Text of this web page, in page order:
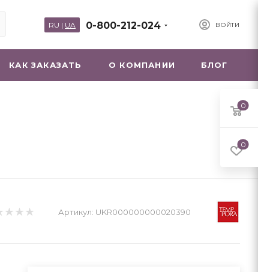
ВОЙТИ
0-800-212-024
RU | UA
КАК ЗАКАЗАТЬ О КОМПАНИИ БЛОГ
Артикул: UKR000000000020390
0
0